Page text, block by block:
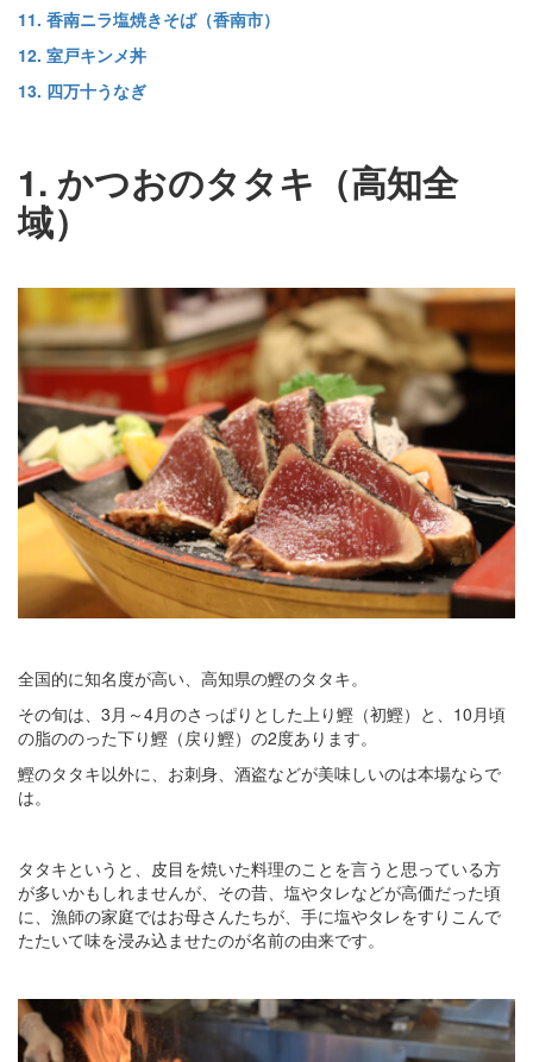
11. 香南ニラ塩焼きそば（香南市）
12. 室戸キンメ丼
13. 四万十うなぎ
1. かつおのタタキ（高知全
域）
全国的に知名度が高い、高知県の鰹のタタキ。
その旬は、3月～4月のさっぱりとした上り鰹（初鰹）と、10月頃
の脂ののった下り鰹（戻り鰹）の2度あります。
鰹のタタキ以外に、お刺身、酒盗などが美味しいのは本場ならで
は。
タタキというと、皮目を焼いた料理のことを言うと思っている方
が多いかもしれませんが、その昔、塩やタレなどが高価だった頃
に、漁師の家庭ではお母さんたちが、手に塩やタレをすりこんで
たたいて味を浸み込ませたのが名前の由来です。